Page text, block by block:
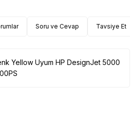
Soru ve Cevap Tavsiye Et
Yellow Uyum HP DesignJet 5000